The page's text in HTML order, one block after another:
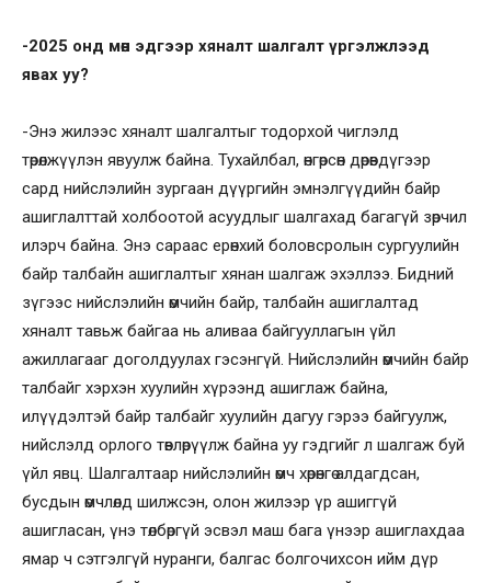
-2025 онд мөн эдгээр хяналт шалгалт үргэлжлээд
явах уу?
-Энэ жилээс хяналт шалгалтыг тодорхой чиглэлд
төрөлжүүлэн явуулж байна. Тухайлбал, өнгөрсөн дөрөвдүгээр
сард нийслэлийн зургаан дүүргийн эмнэлгүүдийн байр
ашиглалттай холбоотой асуудлыг шалгахад багагүй зөрчил
илэрч байна. Энэ сараас ерөнхий боловсролын сургуулийн
байр талбайн ашиглалтыг хянан шалгаж эхэллээ. Бидний
зүгээс нийслэлийн өмчийн байр, талбайн ашиглалтад
хяналт тавьж байгаа нь аливаа байгууллагын үйл
ажиллагааг доголдуулах гэсэнгүй. Нийслэлийн өмчийн байр
талбайг хэрхэн хуулийн хүрээнд ашиглаж байна,
илүүдэлтэй байр талбайг хуулийн дагуу гэрээ байгуулж,
нийслэлд орлого төвлөрүүлж байна уу гэдгийг л шалгаж буй
үйл явц. Шалгалтаар нийслэлийн өмч хөрөнгө алдагдсан,
бусдын өмчлөлд шилжсэн, олон жилээр үр ашиггүй
ашигласан, үнэ төлбөргүй эсвэл маш бага үнээр ашиглахдаа
ямар ч сэтгэлгүй нуранги, балгас болгочихсон ийм дүр